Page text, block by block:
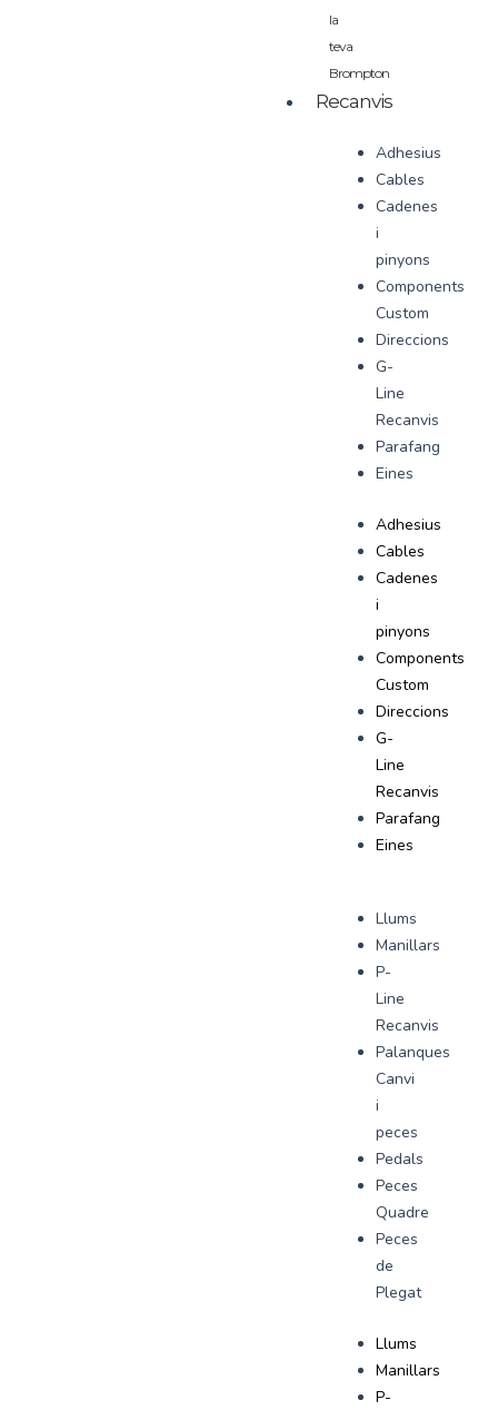
la
teva
Brompton
Recanvis
Adhesius
Cables
Cadenes
i
pinyons
Components
Custom
Direccions
G-
Line
Recanvis
Parafang
Eines
Adhesius
Cables
Cadenes
i
pinyons
Components
Custom
Direccions
G-
Line
Recanvis
Parafang
Eines
Llums
Manillars
P-
Line
Recanvis
Palanques
Canvi
i
peces
Pedals
Peces
Quadre
Peces
de
Plegat
Llums
Manillars
P-